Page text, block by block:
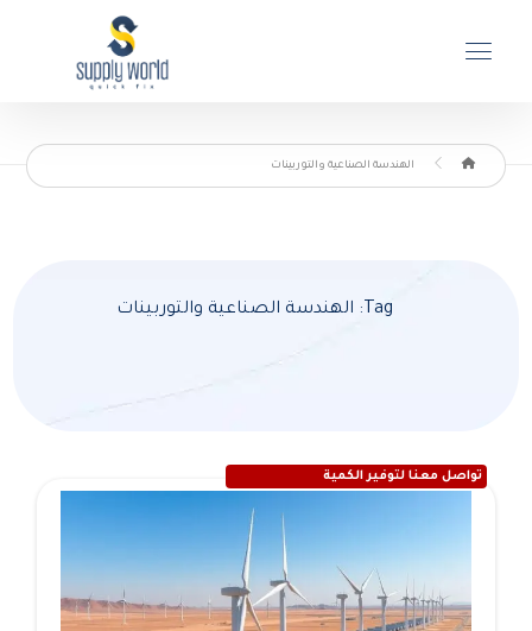
الهندسة الصناعية والتوربينات
Tag: الهندسة الصناعية والتوربينات
تواصل معنا لتوفير الكمية